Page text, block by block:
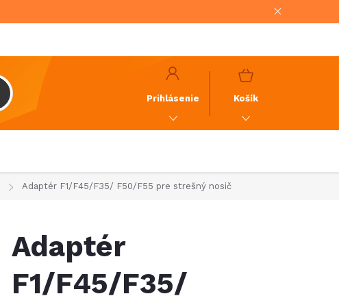
Prihlásenie
NÁKUPNÝ
Košík
Adaptér F1/F45/F35/ F50/F55 pre strešný nosič
Adaptér
F1/F45/F35/